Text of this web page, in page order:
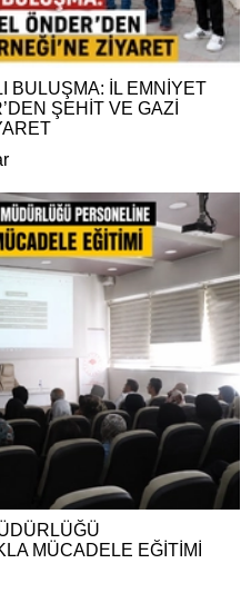
BULUŞMA: İL EMNİYET
ŞEHİT VE GAZİ
MÜCADELE EĞİTİMİ